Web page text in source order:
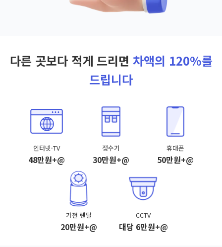
다른 곳보다 적게 드리면 차액의 120%를
드립니다
인터넷·TV
48만원+@
정수기
30만원+@
휴대폰
50만원+@
가전 렌탈
20만원+@
CCTV
대당 6만원+@